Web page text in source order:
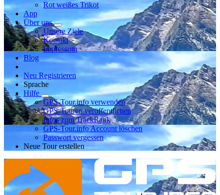
Rot weißes Trikot
App
Über uns
Unsere Ziele
Kontakt
Impressum
Blog
Neu Registrieren
Sprache
Hilfe
GPS-Tour.info verwenden
GPS-Touren veröffentlichen
Infos zum TrackRank
GPS-Tour.info Account löschen
Passwort vergessen
Neue Tour erstellen